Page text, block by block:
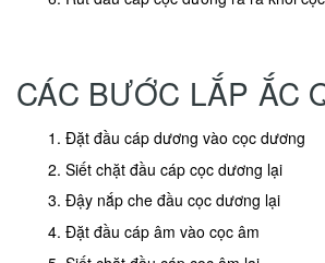
CÁC BƯỚC LẮP ẮC
Đặt đầu cáp dương vào cọc dương
Siết chặt đầu cáp cọc dương lại
Đậy nắp che đầu cọc dương lại
Đặt đầu cáp âm vào cọc âm